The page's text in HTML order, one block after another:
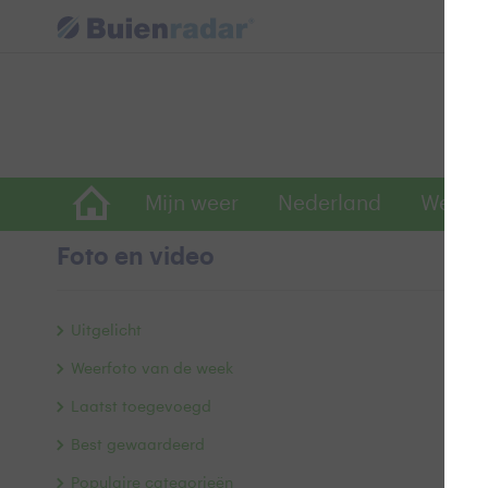
Mijn weer Nederland
Foto en video
Uitgelicht
Weerfoto van de week
Laatst toegevoegd
Best gewaardeerd
Populaire categorieën